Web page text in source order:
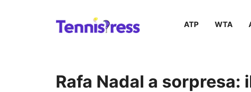
ATP WTA
Rafa Nadal a sorpresa: